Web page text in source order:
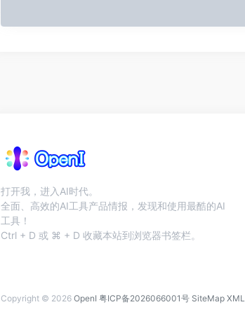
打开我，进入AI时代。
全面、高效的AI工具产品情报，发现和使用最酷的AI
工具！
Ctrl + D 或 ⌘ + D 收藏本站到浏览器书签栏。
Copyright © 2026 OpenI 粤ICP备2026066001号 SiteMap XML